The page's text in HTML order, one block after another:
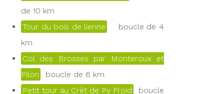
de 10 km
Tour du bois de lienne
boucle de 4
km
Col des Brosses par Monteroux et
Pilon
boucle de 6 km
Petit tour au Crêt de Py Froid
boucle